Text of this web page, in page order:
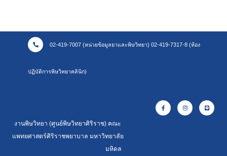
02-419-7007 (หน่วยข้อมูลยาและพิษวิทยา) 02-419-7317-8 (ห้อง
ปฏิบัติการพิษวิทยาคลินิก)
งานพิษวิทยา (ศูนย์พิษวิทยาศิริราช) คณะ
แพทยศาสตร์ศิริราชพยาบาล มหาวิทยาลัย
มหิดล